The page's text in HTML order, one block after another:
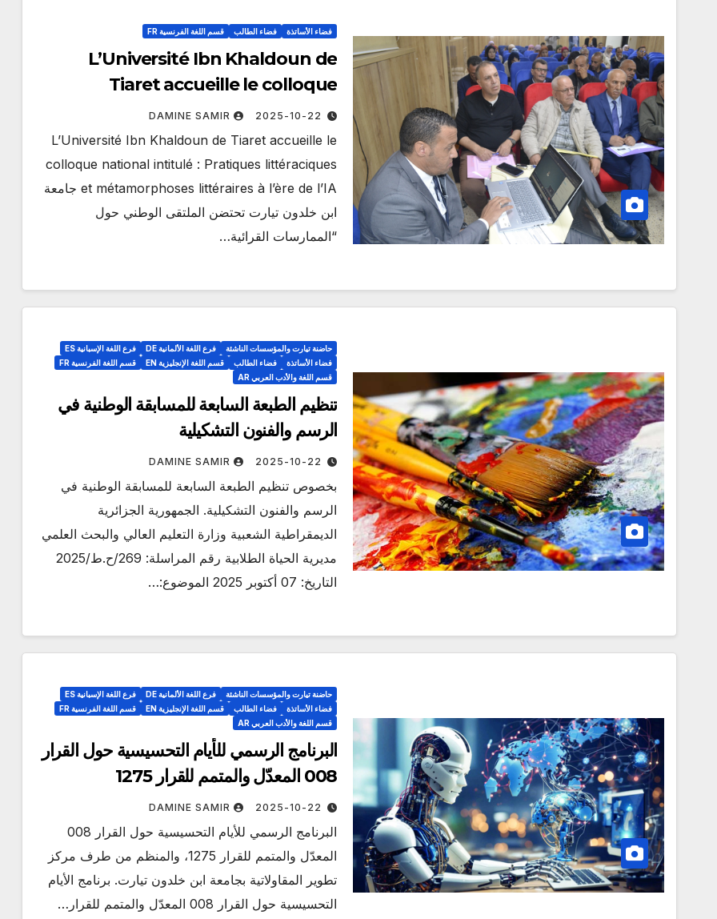
فضاء الأساتذة فضاء الطالب قسم اللغة الفرنسية FR
L’Université Ibn Khaldoun de
Tiaret accueille le colloque
national intitulé : Pratiques
littéraciques et métamorphoses
littéraires à l’ère de l’IA
2025-10-22
DAMINE SAMIR
L’Université Ibn Khaldoun de Tiaret accueille le
colloque national intitulé : Pratiques littéraciques
et métamorphoses littéraires à l’ère de l’IA جامعة
ابن خلدون تيارت تحتضن الملتقى الوطني حول
“الممارسات القرائية…
حاضنة تيارت والمؤسسات الناشئة فرع اللغة الألمانية DE
فرع اللغة الإسبانية ES
فضاء الأساتذة
فضاء الطالب قسم اللغة الإنجليزية EN
قسم اللغة الفرنسية FR
قسم اللغة والأدب العربي AR
تنظيم الطبعة السابعة للمسابقة الوطنية في
الرسم والفنون التشكيلية
2025-10-22
DAMINE SAMIR
بخصوص تنظيم الطبعة السابعة للمسابقة الوطنية في
الرسم والفنون التشكيلية. الجمهورية الجزائرية
الديمقراطية الشعبية وزارة التعليم العالي والبحث العلمي
مديرية الحياة الطلابية رقم المراسلة: 269/ح.ط/2025
التاريخ: 07 أكتوبر 2025 الموضوع:…
حاضنة تيارت والمؤسسات الناشئة فرع اللغة الألمانية DE
فرع اللغة الإسبانية ES
فضاء الأساتذة
فضاء الطالب قسم اللغة الإنجليزية EN
قسم اللغة الفرنسية FR
قسم اللغة والأدب العربي AR
البرنامج الرسمي للأيام التحسيسية حول القرار
008 المعدّل والمتمم للقرار 1275
2025-10-22
DAMINE SAMIR
البرنامج الرسمي للأيام التحسيسية حول القرار 008
المعدّل والمتمم للقرار 1275، والمنظم من طرف مركز
تطوير المقاولاتية بجامعة ابن خلدون تيارت. برنامج الأيام
التحسيسية حول القرار 008 المعدّل والمتمم للقرار…